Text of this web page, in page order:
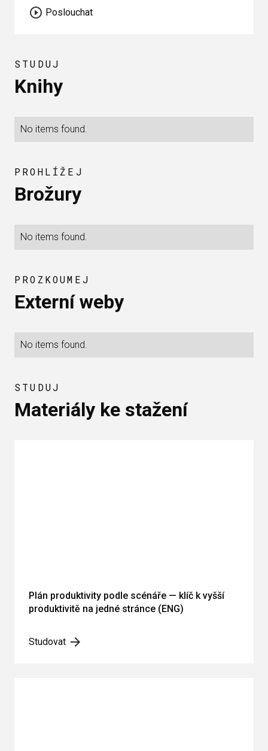
Poslouchat
STUDUJ
Knihy
No items found.
PROHLÍŽEJ
Brožury
No items found.
PROZKOUMEJ
Externí weby
No items found.
STUDUJ
Materiály ke stažení
Plán produktivity podle scénáře — klíč k vyšší
produktivitě na jedné stránce (ENG)
Studovat